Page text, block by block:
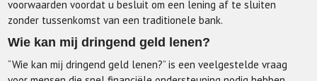
voorwaarden voordat u besluit om een lening af te sluiten
zonder tussenkomst van een traditionele bank.
Wie kan mij dringend geld lenen?
“Wie kan mij dringend geld lenen?” is een veelgestelde vraag